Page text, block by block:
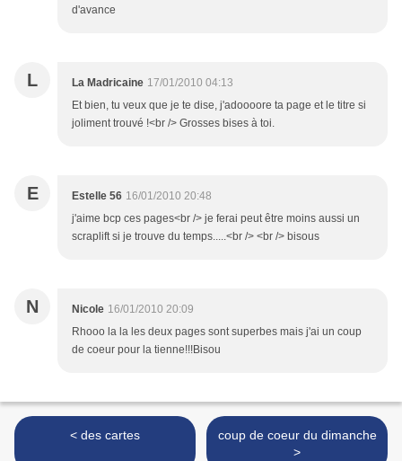
d'avance
L La Madricaine 17/01/2010 04:13
Et bien, tu veux que je te dise, j'adoooore ta page et le titre si
joliment trouvé !<br /> Grosses bises à toi.
E Estelle 56 16/01/2010 20:48
j'aime bcp ces pages<br /> je ferai peut être moins aussi un
scraplift si je trouve du temps.....<br /> <br /> bisous
N Nicole 16/01/2010 20:09
Rhooo la la les deux pages sont superbes mais j'ai un coup
de coeur pour la tienne!!!Bisou
< des cartes
coup de coeur du dimanche
>